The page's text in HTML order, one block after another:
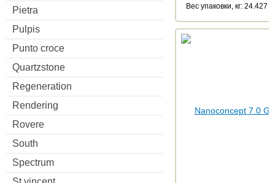
Pietra
Pulpis
Punto croce
Quartzstone
Regeneration
Rendering
Rovere
South
Spectrum
Веc упаковки, кг: 24.427